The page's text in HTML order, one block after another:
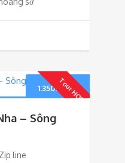
Tour HOT
1.350.000₫
– Sông
line